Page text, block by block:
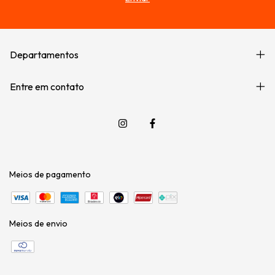
Departamentos
Entre em contato
Meios de pagamento
Meios de envio